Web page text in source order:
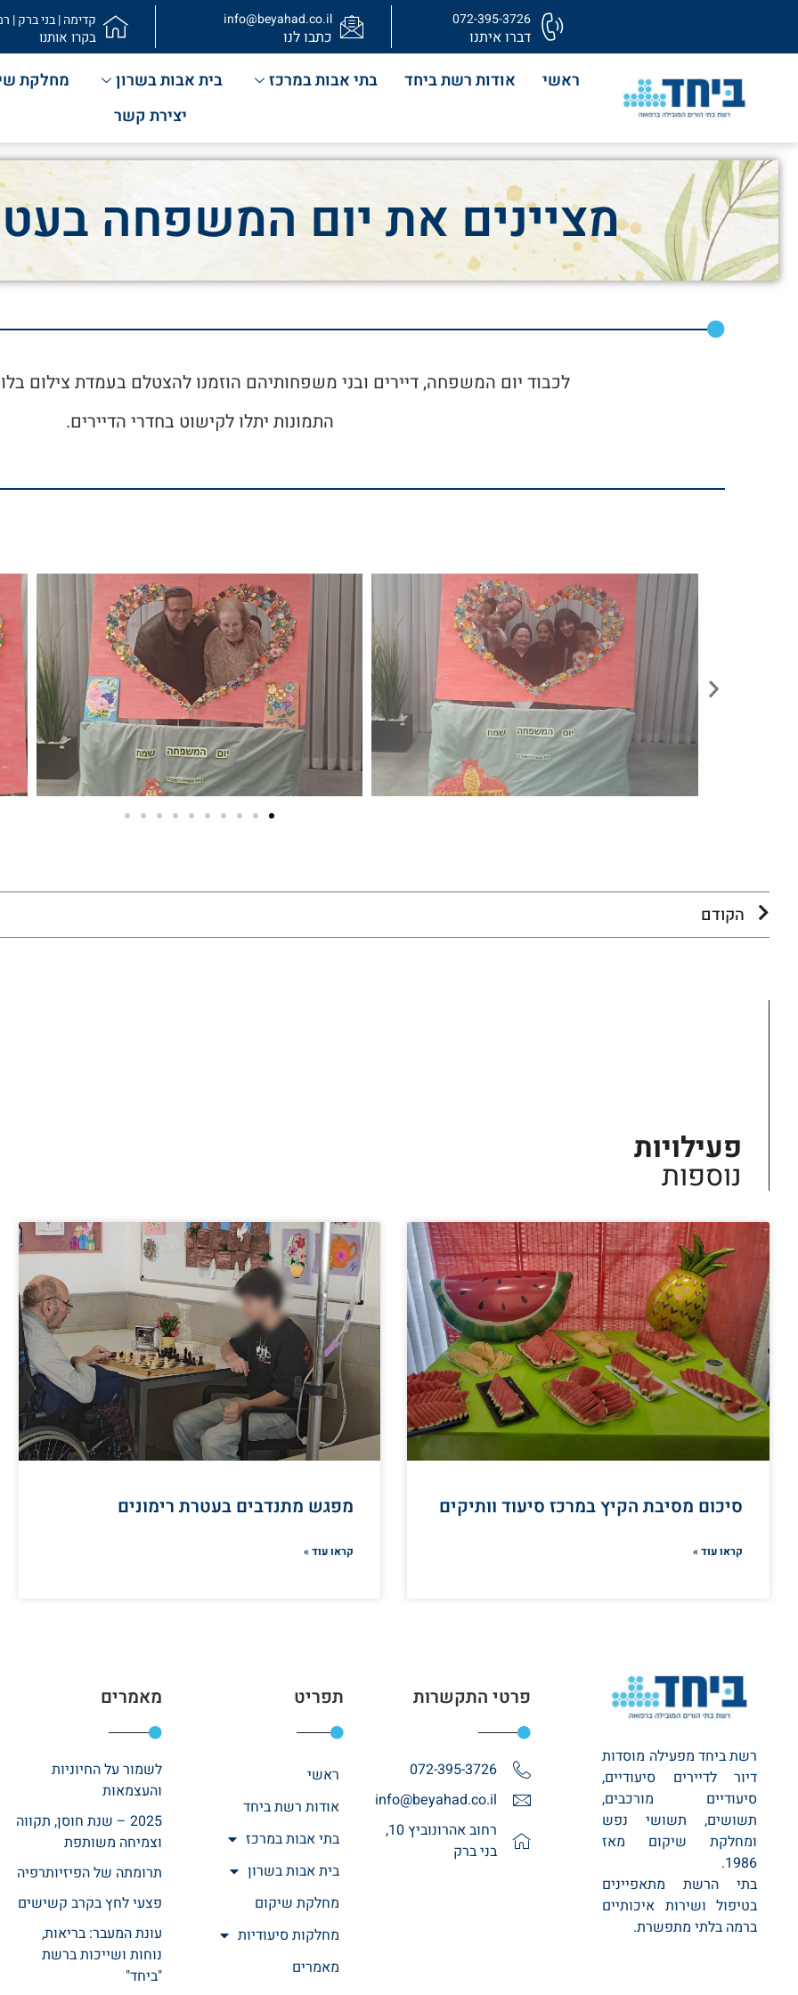
072-395-3726
דברו איתנו
info@beyahad.co.il
כתבו לנו
קדימה | בני ברק |
בקרו אותנו
ראשי אודות רשת ביחד בתי אבות במרכז בית אבות בשרון
מחלקת
יצירת קשר
מציינים את יום המשפחה
לכבוד יום המשפחה, דיירים ובני משפחותיהם הוזמנו להצטלם בעמדת צילום
התמונות יתלו לקישוט בחדרי הדיירים.
הקודם
פעילויות
נוספות
סיכום מסיבת הקיץ במרכז סיעוד וותיקים
קראו עוד »
מפגש מתנדבים בעטרת רימונים
קראו עוד »
רשת ביחד מפעילה מוסדות
דיור לדיירים סיעודיים,
סיעודיים מורכבים,
תשושים, תשושי נפש
ומחלקת שיקום מאז
1986.
בתי הרשת מתאפיינים
בטיפול ושירות איכותיים
ברמה בלתי מתפשרת.
פרטי התקשרות
072-395-3726
info@beyahad.co.il
רחוב אהרונוביץ 10,
בני ברק
תפריט
ראשי
אודות רשת ביחד
בתי אבות במרכז
בית אבות בשרון
מחלקת שיקום
מחלקות סיעודיות
מאמרים
מאמרים
לשמור על החיוניות
והעצמאות
2025 – שנת חוסן, תקווה
וצמיחה משותפת
תרומתה של הפיזיותרפיה
פצעי לחץ בקרב קשישים
עונת המעבר: בריאות,
נוחות ושייכות ברשת
"ביחד"